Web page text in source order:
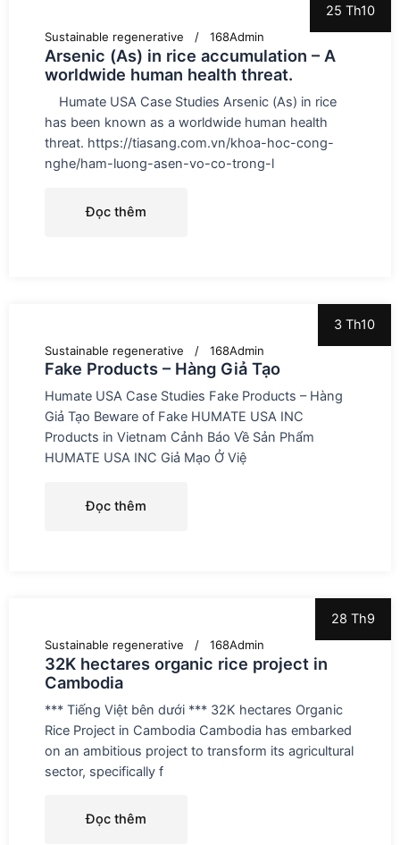
25 Th10
Sustainable regenerative 168Admin
Arsenic (As) in rice accumulation – A
worldwide human health threat.
Humate USA Case Studies Arsenic (As) in rice
has been known as a worldwide human health
threat. https://tiasang.com.vn/khoa-hoc-cong-
nghe/ham-luong-asen-vo-co-trong-l
Đọc thêm
3 Th10
Sustainable regenerative 168Admin
Fake Products – Hàng Giả Tạo
Humate USA Case Studies Fake Products – Hàng
Giả Tạo Beware of Fake HUMATE USA INC
Products in Vietnam Cảnh Báo Về Sản Phẩm
HUMATE USA INC Giả Mạo Ở Việ
Đọc thêm
28 Th9
Sustainable regenerative 168Admin
32K hectares organic rice project in
Cambodia
*** Tiếng Việt bên dưới *** 32K hectares Organic
Rice Project in Cambodia Cambodia has embarked
on an ambitious project to transform its agricultural
sector, specifically f
Đọc thêm